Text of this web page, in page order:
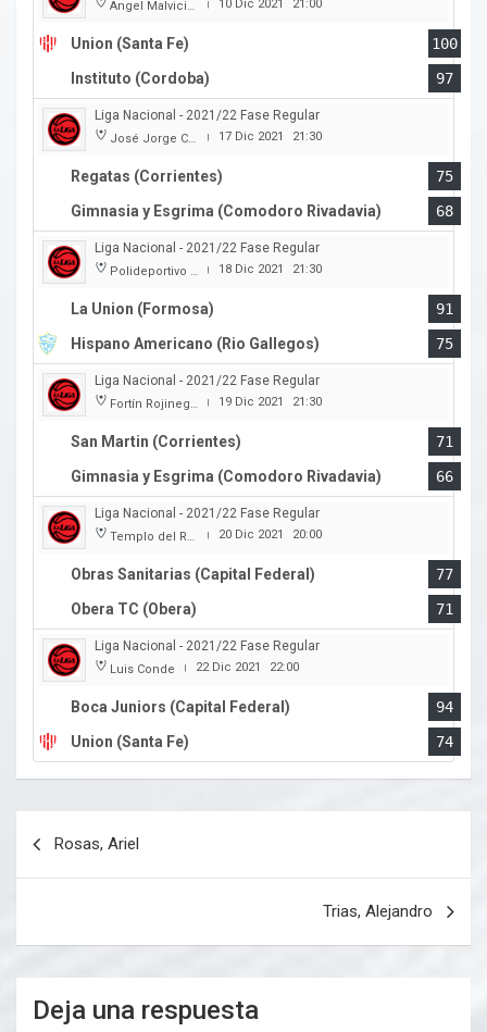
Angel Malvicino | 10 Dic 2021 21:00
Union (Santa Fe)
100
Instituto (Cordoba)
97
Liga Nacional - 2021/22 Fase Regular
José Jorge Contte | 17 Dic 2021 21:30
Regatas (Corrientes)
75
Gimnasia y Esgrima (Comodoro Rivadavia)
68
Liga Nacional - 2021/22 Fase Regular
Polideportivo Cincuentenario | 18 Dic 2021 21:30
La Union (Formosa)
91
Hispano Americano (Rio Gallegos)
75
Liga Nacional - 2021/22 Fase Regular
Fortín Rojinegro | 19 Dic 2021 21:30
San Martin (Corrientes)
71
Gimnasia y Esgrima (Comodoro Rivadavia)
66
Liga Nacional - 2021/22 Fase Regular
Templo del Rock | 20 Dic 2021 20:00
Obras Sanitarias (Capital Federal)
77
Obera TC (Obera)
71
Liga Nacional - 2021/22 Fase Regular
Luis Conde | 22 Dic 2021 22:00
Boca Juniors (Capital Federal)
94
Union (Santa Fe)
74
Rosas, Ariel
Trias, Alejandro
Deja una respuesta